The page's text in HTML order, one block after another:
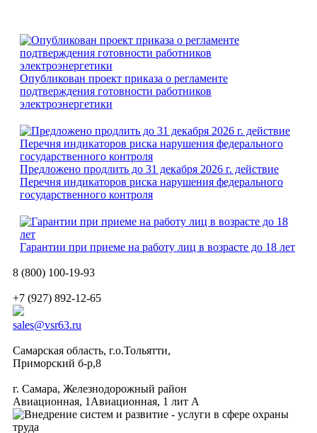
Опубликован проект приказа о регламенте
подтверждения готовности работников
электроэнергетики
Предложено продлить до 31 декабря 2026 г. действие
Перечня индикаторов риска нарушения федерального
государственного контроля
Гарантии при приеме на работу лиц в возрасте до 18 лет
8 (800) 100-19-93
+7 (927) 892-12-65
sales@vsr63.ru
Самарская область, г.о.Тольятти,
Приморский б-р,8
г. Самара, Железнодорожный район
Авиационная, 1Авиационная, 1 лит А